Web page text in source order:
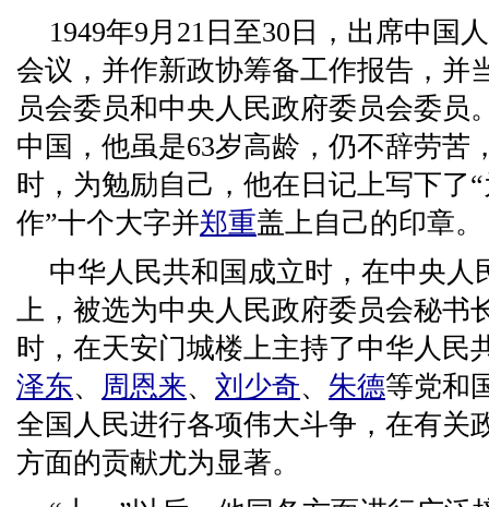
1949年9月21日至30日，出席中国
会议，并作新政协筹备工作报告，并
员会委员和中央人民政府委员会委员
中国，他虽是63岁高龄，仍不辞劳苦
时，为勉励自己，他在日记上写下了
作”十个大字并郑重盖上自己的印章。
中华人民共和国成立时，在中央人
上，被选为中央人民政府委员会秘书
时，在天安门城楼上主持了中华人民
泽东、 周恩来、 刘少奇、 朱德等党和
全国人民进行各项伟大斗争，在有关
方面的贡献尤为显著。